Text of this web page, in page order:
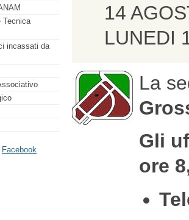
Tecnica
incassati da
Facebook
14
LUNEDI
La
Gli
ore